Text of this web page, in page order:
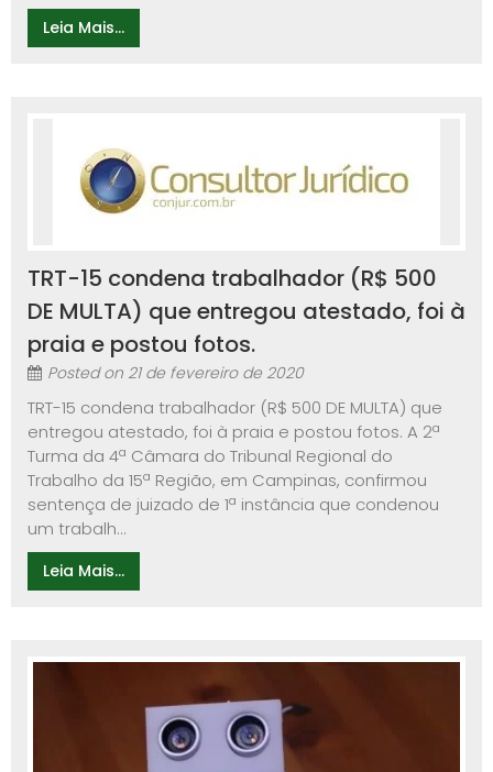
Leia Mais...
TRT-15 condena trabalhador (R$ 500
DE MULTA) que entregou atestado, foi à
praia e postou fotos.
Posted on 21 de fevereiro de 2020
TRT-15 condena trabalhador (R$ 500 DE MULTA) que
entregou atestado, foi à praia e postou fotos. A 2ª
Turma da 4ª Câmara do Tribunal Regional do
Trabalho da 15ª Região, em Campinas, confirmou
sentença de juizado de 1ª instância que condenou
um trabalh...
Leia Mais...